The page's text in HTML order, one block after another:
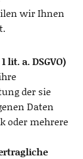
wir Ihnen
lit. a. DSGVO)
der sie
Daten
oder mehrere